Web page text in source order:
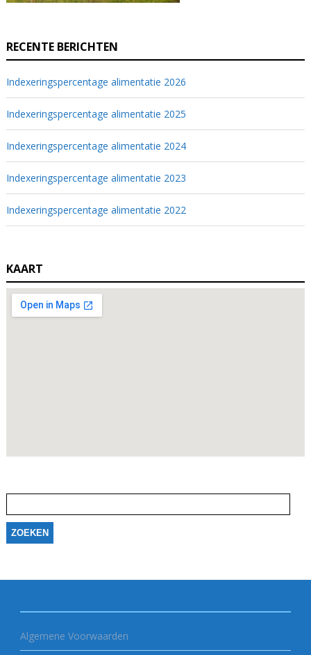
RECENTE BERICHTEN
Indexeringspercentage alimentatie 2026
Indexeringspercentage alimentatie 2025
Indexeringspercentage alimentatie 2024
Indexeringspercentage alimentatie 2023
Indexeringspercentage alimentatie 2022
KAART
naar:
Algemene Voorwaarden